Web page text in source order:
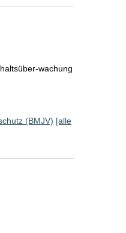
wachung
(BMJV) [alle